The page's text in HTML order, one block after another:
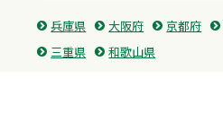
兵庫県 大阪府 京都府
三重県
和歌山県